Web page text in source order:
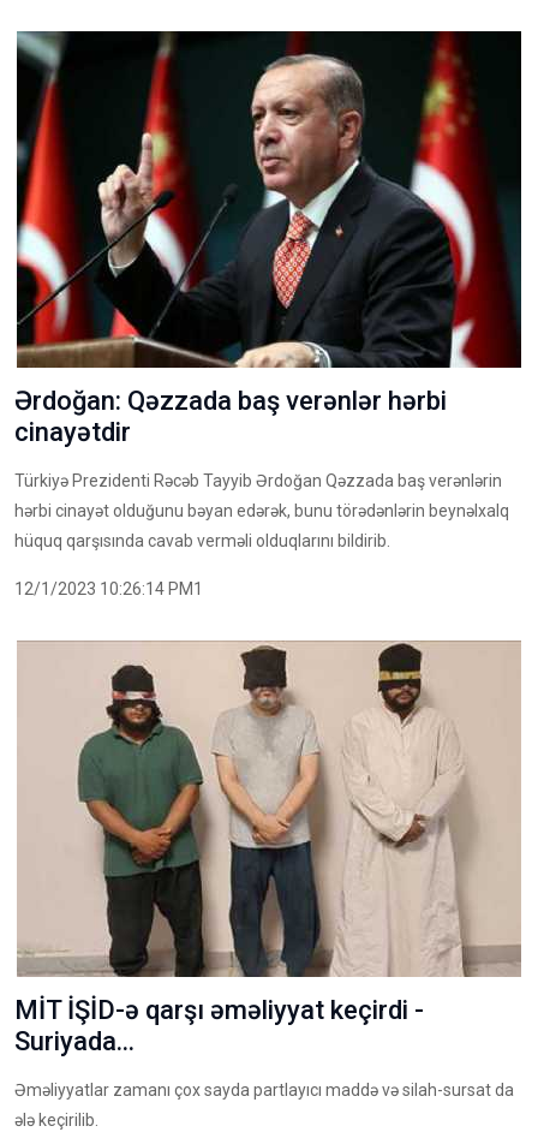
Ərdoğan: Qəzzada baş verənlər hərbi
cinayətdir
Türkiyə Prezidenti Rəcəb Tayyib Ərdoğan Qəzzada baş verənlərin
hərbi cinayət olduğunu bəyan edərək, bunu törədənlərin beynəlxalq
hüquq qarşısında cavab verməli olduqlarını bildirib.
12/1/2023 10:26:14 PM1
MİT İŞİD-ə qarşı əməliyyat keçirdi -
Suriyada...
Əməliyyatlar zamanı çox sayda partlayıcı maddə və silah-sursat da
ələ keçirilib.